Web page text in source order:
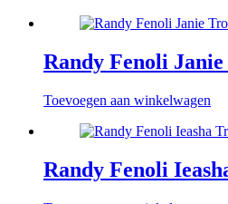
Randy Fenoli
Toevoegen aan winkelwagen
Randy Fenoli